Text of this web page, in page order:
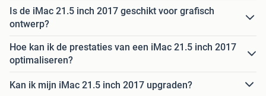
Is de iMac 21.5 inch 2017 geschikt voor grafisch
ontwerp?
Hoe kan ik de prestaties van een iMac 21.5 inch 2017
optimaliseren?
Kan ik mijn iMac 21.5 inch 2017 upgraden?